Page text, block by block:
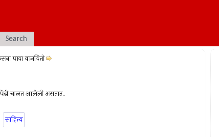
Search
पावा वाजवितो
चालत आलेली असतात.
साहित्य